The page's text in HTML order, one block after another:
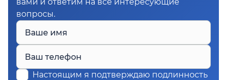
вопросы.
Ваше имя
Ваш телефон
Настоящим я подтверждаю подлинность